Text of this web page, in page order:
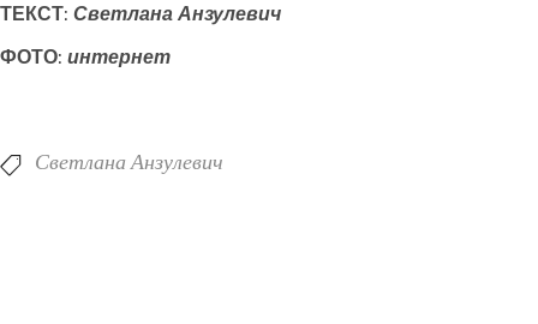
ТЕКСТ: Светлана Анзулевич
ФОТО: интернет
Светлана Анзулевич